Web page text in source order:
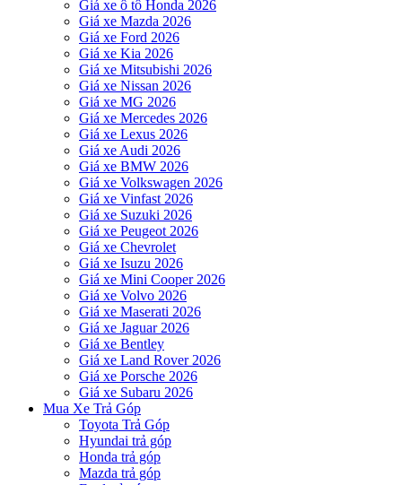
Giá xe ô tô Honda 2026
Giá xe Mazda 2026
Giá xe Ford 2026
Giá xe Kia 2026
Giá xe Mitsubishi 2026
Giá xe Nissan 2026
Giá xe MG 2026
Giá xe Mercedes 2026
Giá xe Lexus 2026
Giá xe Audi 2026
Giá xe BMW 2026
Giá xe Volkswagen 2026
Giá xe Vinfast 2026
Giá xe Suzuki 2026
Giá xe Peugeot 2026
Giá xe Chevrolet
Giá xe Isuzu 2026
Giá xe Mini Cooper 2026
Giá xe Volvo 2026
Giá xe Maserati 2026
Giá xe Jaguar 2026
Giá xe Bentley
Giá xe Land Rover 2026
Giá xe Porsche 2026
Giá xe Subaru 2026
Mua Xe Trả Góp
Toyota Trả Góp
Hyundai trả góp
Honda trả góp
Mazda trả góp